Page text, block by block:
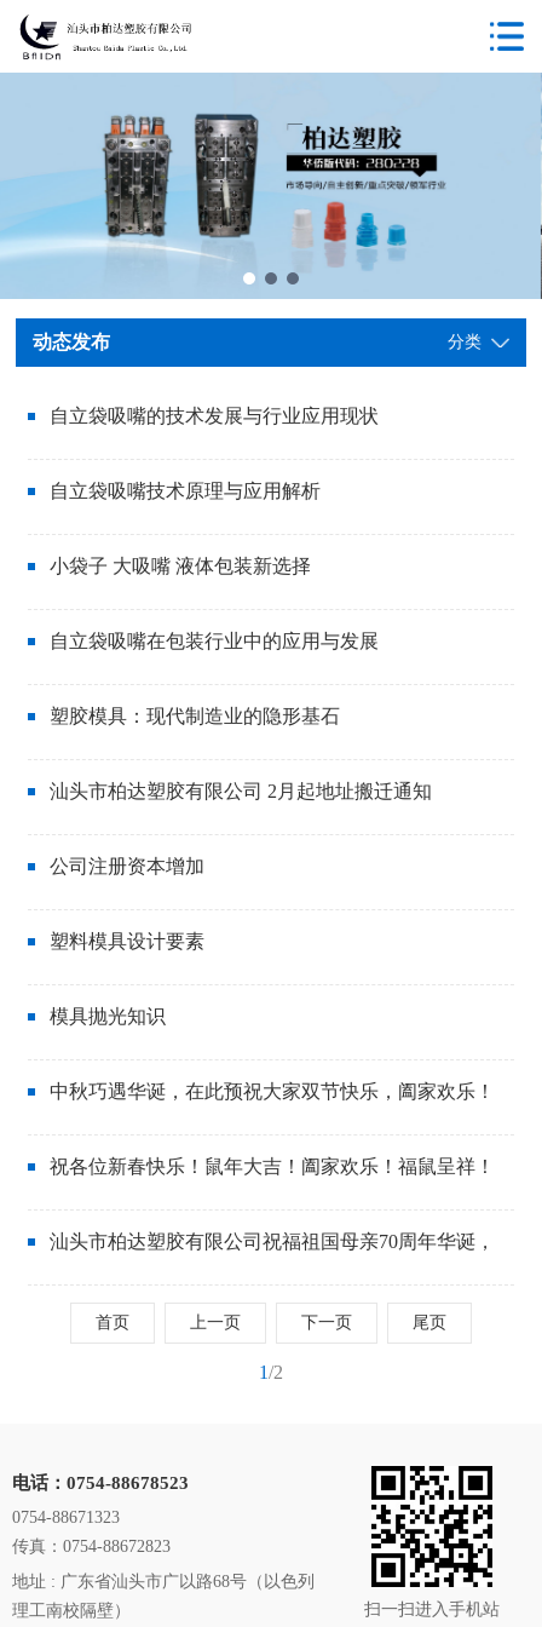
动态发布 分类
自立袋吸嘴的技术发展与行业应用现状
自立袋吸嘴技术原理与应用解析
小袋子 大吸嘴 液体包装新选择
自立袋吸嘴在包装行业中的应用与发展
塑胶模具：现代制造业的隐形基石
汕头市柏达塑胶有限公司 2月起地址搬迁通知
公司注册资本增加
塑料模具设计要素
模具抛光知识
中秋巧遇华诞，在此预祝大家双节快乐，阖家欢乐！
祝各位新春快乐！鼠年大吉！阖家欢乐！福鼠呈祥！
瑞鼠运财！
汕头市柏达塑胶有限公司祝福祖国母亲70周年华诞，
愿祖国更加强大，繁荣昌盛
首页 上一页 下一页 尾页
1/2
电话：0754-88678523
0754-88671323
传真：0754-88672823
地址 : 广东省汕头市广以路68号（以色列
理工南校隔壁）
扫一扫进入手机站